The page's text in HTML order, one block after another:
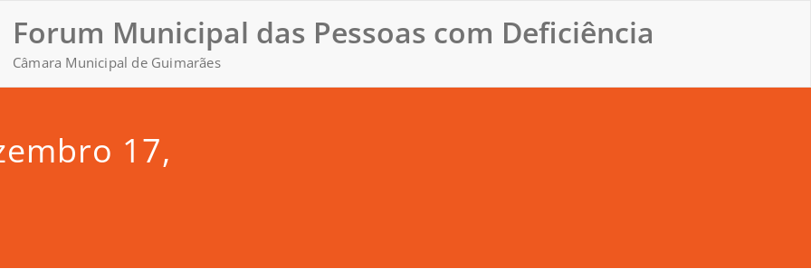
Forum Municipal das Pessoas com Deficiência
Câmara Municipal de Guimarães
17,